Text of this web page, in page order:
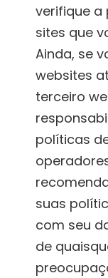
verifique a
sites que
Ainda, se
websites
terceiro
políticas
suas
com seu
de